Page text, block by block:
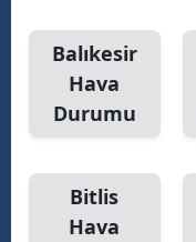
Balıkesir
Hava
Durumu
Bitlis
Hava